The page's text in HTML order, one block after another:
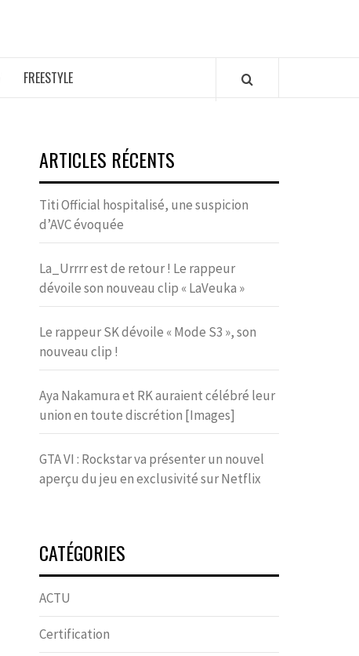
FREESTYLE
ARTICLES RÉCENTS
Titi Official hospitalisé, une suspicion
d’AVC évoquée
La_Urrrr est de retour ! Le rappeur
dévoile son nouveau clip « LaVeuka »
Le rappeur SK dévoile « Mode S3 », son
nouveau clip !
Aya Nakamura et RK auraient célébré leur
union en toute discrétion [Images]
GTA VI : Rockstar va présenter un nouvel
aperçu du jeu en exclusivité sur Netflix
CATÉGORIES
ACTU
Certification